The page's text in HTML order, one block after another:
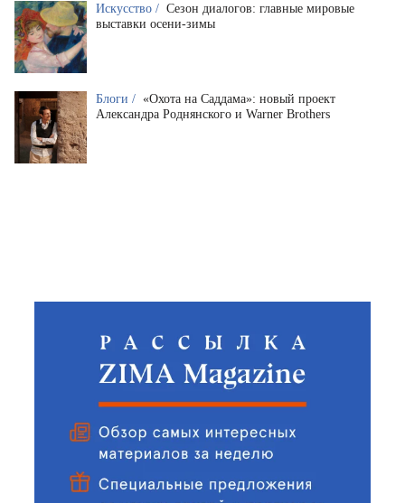
Искусство / Сезон диалогов: главные мировые
выставки осени-зимы
Блоги / «Охота на Саддама»: новый проект
Александра Роднянского и Warner Brothers